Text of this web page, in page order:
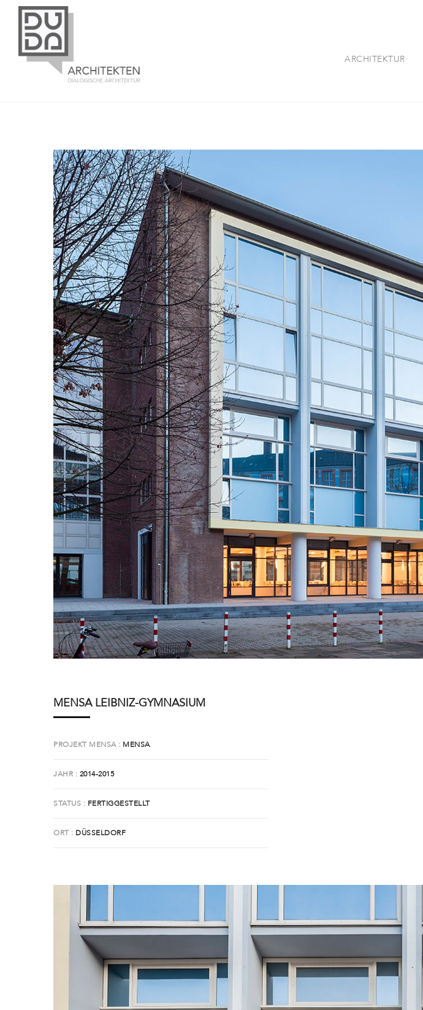
ARCHITEKTUR
MENSA LEIBNIZ-GYMNASIUM
PROJEKT MENSA MENSA
JAHR 2014-2015
STATUS FERTIGGESTELLT
ORT DÜSSELDORF